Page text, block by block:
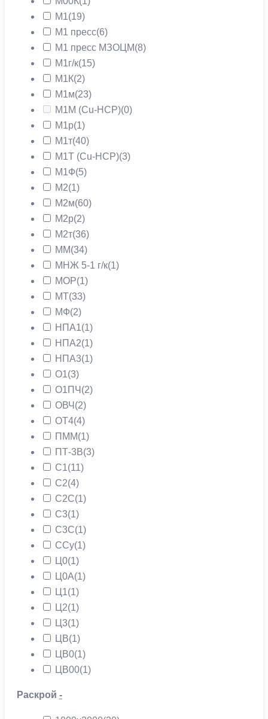
М1(19)
М1 пресс(6)
М1 пресс МЗОЦМ(8)
М1г/к(15)
М1К(2)
М1м(23)
М1М (Cu-HCP)(0)
М1р(1)
М1т(40)
М1Т (Cu-HCP)(3)
М1Ф(5)
М2(1)
М2м(60)
М2р(2)
М2т(36)
ММ(34)
МНЖ 5-1 г/к(1)
МОР(1)
МТ(33)
МФ(2)
НПА1(1)
НПА2(1)
НПА3(1)
О1(3)
О1ПЧ (2)
ОВЧ (2)
ОТ4(4)
ПММ(1)
ПТ-3В(3)
С1(11)
С2(4)
С2С(1)
С3(1)
С3С(1)
ССу(1)
Ц0(1)
Ц0А(1)
Ц1(1)
Ц2(1)
Ц3(1)
ЦВ(1)
ЦВ0(1)
ЦВ00(1)
Раскрой -